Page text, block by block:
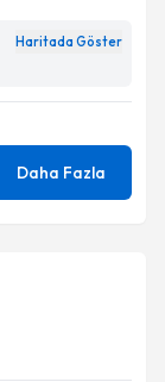
Haritada Göster
Daha Fazla